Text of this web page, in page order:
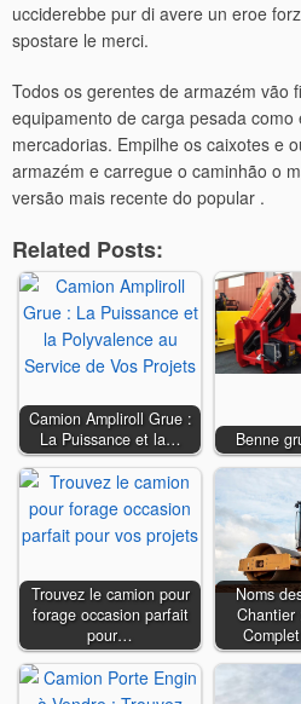
ucciderebbe pur di avere un eroe
spostare le merci.
Todos os gerentes de armazém vão
equipamento de carga pesada
mercadorias. Empilhe os caixotes e
armazém e carregue o caminhão o
versão mais recente do popular .
Related Posts:
Camion Ampliroll Grue :
La Puissance et la…
Benne
Trouvez le camion pour
forage occasion parfait
pour…
Noms
Chantier